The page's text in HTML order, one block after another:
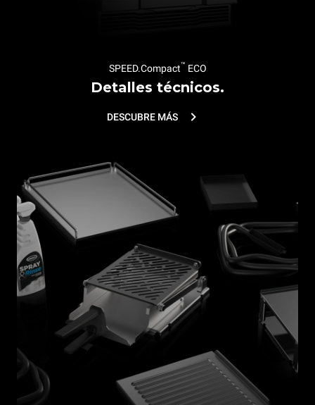
SPEED.Compact™ ECO
Detalles técnicos.
DESCUBRE MÁS